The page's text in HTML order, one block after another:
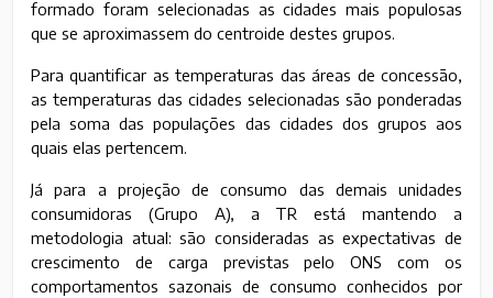
formado foram selecionadas as cidades mais populosas
que se aproximassem do centroide destes grupos.
Para quantificar as temperaturas das áreas de concessão,
as temperaturas das cidades selecionadas são ponderadas
pela soma das populações das cidades dos grupos aos
quais elas pertencem.
Já para a projeção de consumo das demais unidades
consumidoras (Grupo A), a TR está mantendo a
metodologia atual: são consideradas as expectativas de
crescimento de carga previstas pelo ONS com os
comportamentos sazonais de consumo conhecidos por